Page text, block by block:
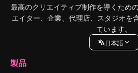
最高のクリエイティブ制作を導くため
エイター、企業、代理店、スタジオを
ています。
日本語
製品